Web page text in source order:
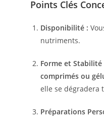
Points Clés
Disponibilité :
nutriments.
Forme et Stabilité
comprimés ou
elle se dégradera
Préparations